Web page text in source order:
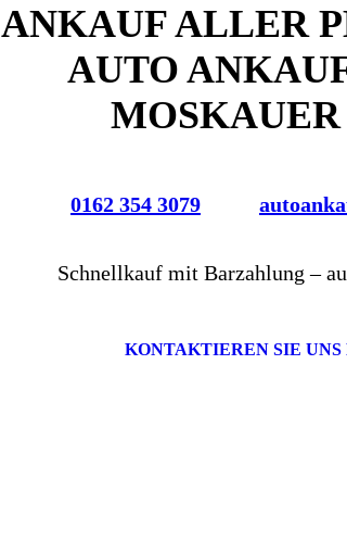
ANKAUF ALLER
AUTO
0162 354 3079
Schnellkauf mit Barzahlung –
KONTAKTIEREN SIE UNS